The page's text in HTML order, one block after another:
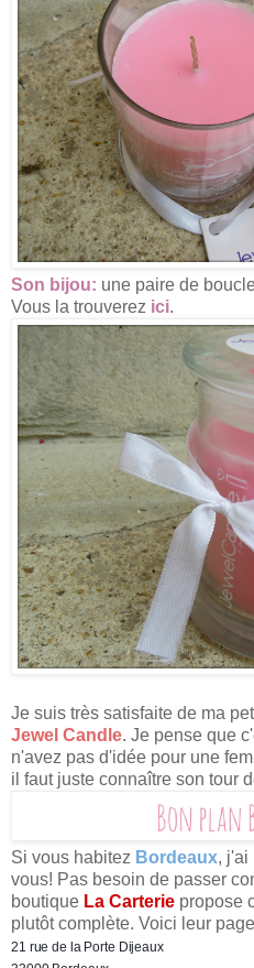
Son bijou: une paire de
Vous la trouverez ici.
Je suis très satisfaite de ma
Jewel Candle. Je pense que
n'avez pas d'idée pour une
il faut juste connaître son tour
Si vous habitez Bordeaux, j'ai
vous! Pas besoin de passer
boutique La Carterie propose
plutôt complète. Voici leur
21 rue de la Porte Dijeaux